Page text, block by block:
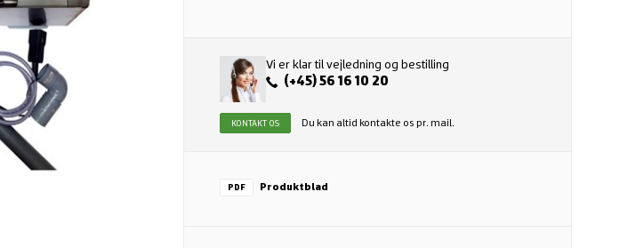
Vi er klar til vejledning og bestilling
(+45) 56 16 10 20
KONTAKT OS Du kan altid kontakte os pr. mail.
PDF Produktblad